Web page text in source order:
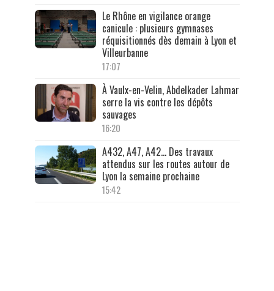
Le Rhône en vigilance orange
canicule : plusieurs gymnases
réquisitionnés dès demain à Lyon et
Villeurbanne
17:07
À Vaulx-en-Velin, Abdelkader Lahmar
serre la vis contre les dépôts
sauvages
16:20
A432, A47, A42… Des travaux
attendus sur les routes autour de
Lyon la semaine prochaine
15:42